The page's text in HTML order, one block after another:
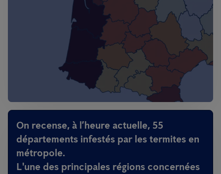
On recense, à l’heure actuelle, 55
départements infestés par les termites en
métropole.
L'une des principales régions concernées